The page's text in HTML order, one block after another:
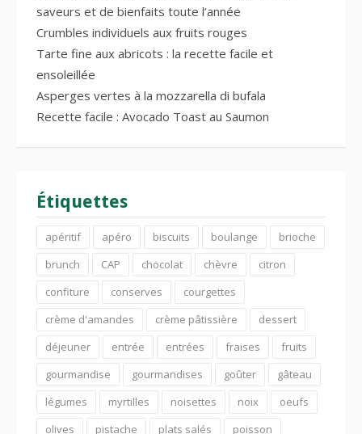
saveurs et de bienfaits toute l’année
Crumbles individuels aux fruits rouges
Tarte fine aux abricots : la recette facile et
ensoleillée
Asperges vertes à la mozzarella di bufala
Recette facile : Avocado Toast au Saumon
Étiquettes
apéritif apéro biscuits boulange
brioche
brunch
CAP chocolat chèvre
citron
confiture
conserves
courgettes
crème d'amandes
crème pâtissière
dessert
déjeuner
entrée entrées fraises
fruits
gourmandise
gourmandises goûter
gâteau
légumes
myrtilles noisettes noix
oeufs
olives
pistache plats salés poisson